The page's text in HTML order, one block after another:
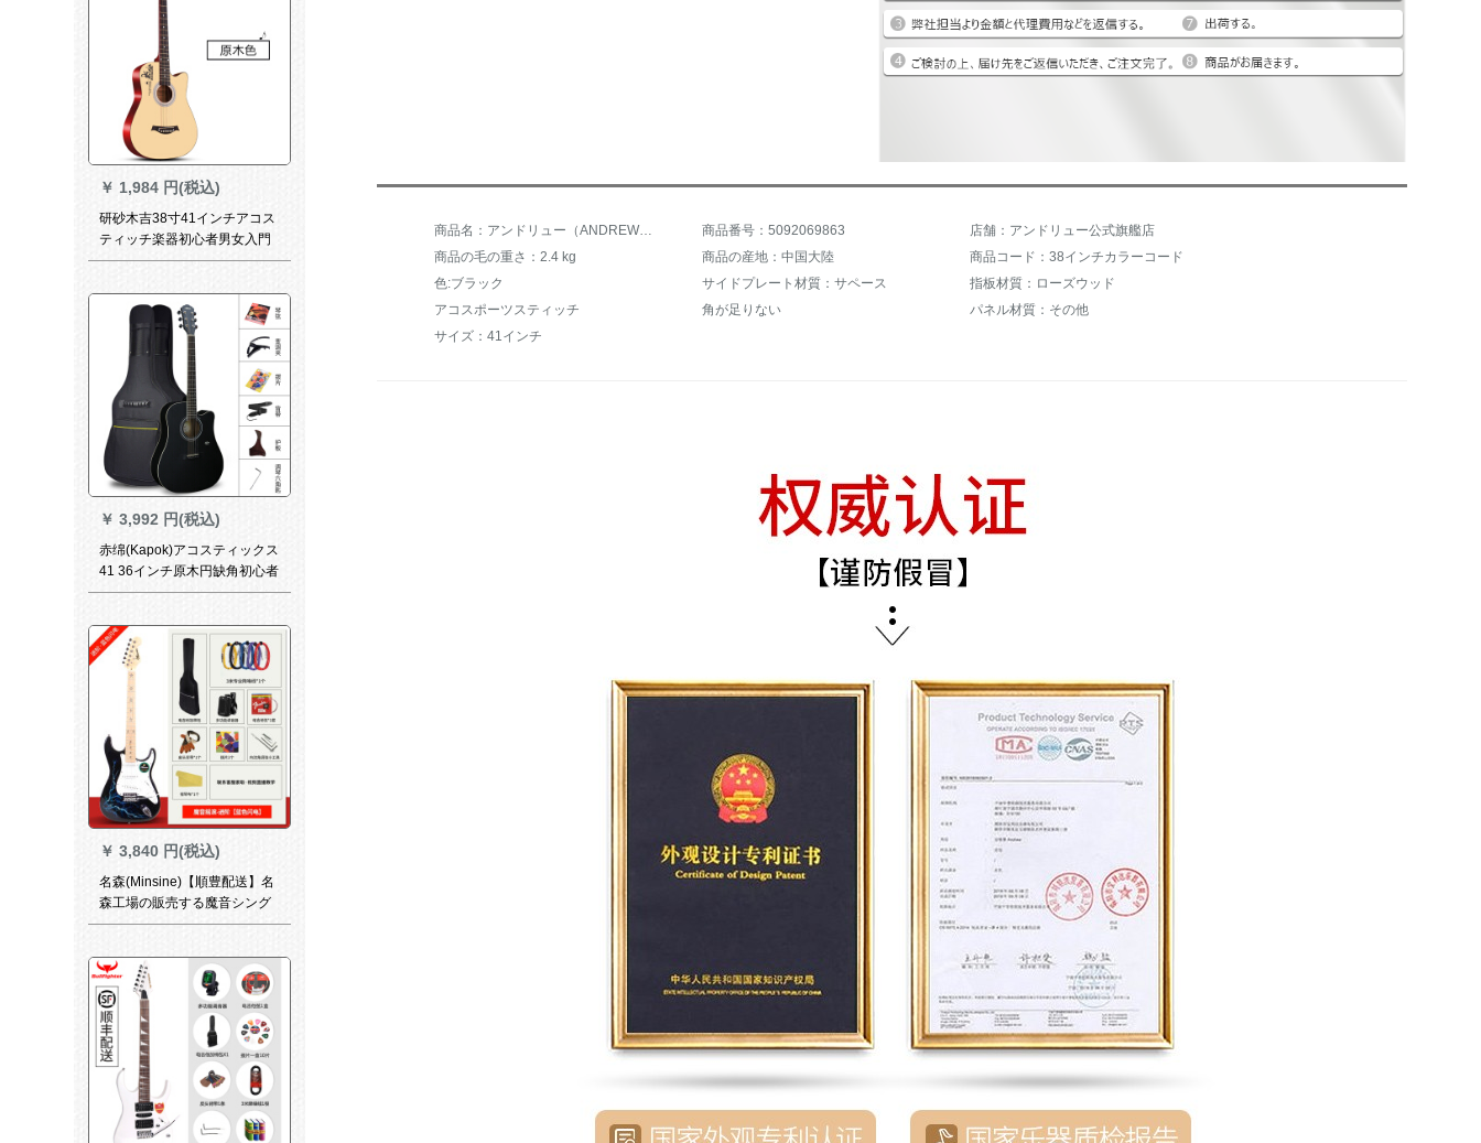
￥ 1,984 円(税込)
研砂木吉38寸41インチアコス
ティッチ楽器初心者男女入門
練習琴ジタ38寸記念版原木色
￥ 3,992 円(税込)
赤绵(Kapok)アコスティックス
41 36インチ原木円缺角初心者
入门吉其jita D 18 AC新款-
￥ 3,840 円(税込)
名森(Minsine)【順豊配送】名
森工場の販売する魔音シング
ル・エレキギタセット初心入
級】（青い稲妻）コレクショ
ンには、すべてのセットがプ
レゼントされます。
商品名：アンドリュー（ANDREW）アコスティシングルボード41インチ初心者入門木吉そのギター楽器41インチブラック【シングルボード】＋フルセット付属品 商品番号：5092069863
店舗：アンドリュー公式旗艦店
商品の毛の重さ：2.4 kg
商品の産地：中国大陸
商品コード：38インチカラーコード
色:ブラック
サイドプレート材質：サペース
指板材質：ローズウッド
アコスポーツスティッチ
角が足りない
パネル材質：その他
サイズ：41インチ